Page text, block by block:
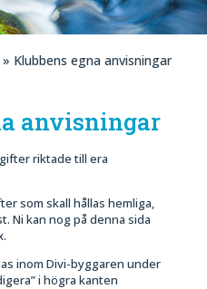
» Klubbens egna anvisningar
anvisningar
riktade till era
som skall hållas hemliga,
Ni kan nog på denna sida
inom Divi-byggaren under
i högra kanten